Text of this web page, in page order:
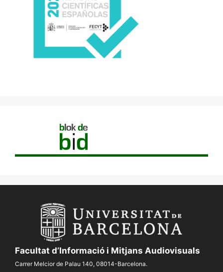
Facultat d’Informació i Mitjans Audiovisuals
Carrer Melcior de Palau 140, 08014-Barcelona.